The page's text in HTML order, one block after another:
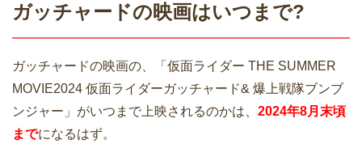
ガッチャードの映画はいつまで?
ガッチャードの映画の、「仮面ライダー THE SUMMER
MOVIE2024 仮面ライダーガッチャード& 爆上戦隊ブンブ
ンジャー」がいつまで上映されるのかは、 2024年8月末頃
までになるはず。